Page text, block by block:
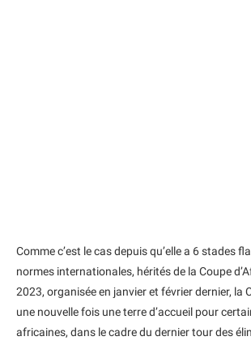
Comme c’est le cas depuis qu’elle a 6 stades
normes internationales, hérités de la Coupe
2023, organisée en janvier et février dernier, la
une nouvelle fois une terre d’accueil pour
africaines, dans le cadre du dernier tour des